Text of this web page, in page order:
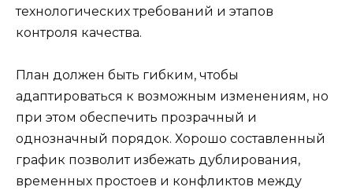
технологических требований и этапов
контроля качества.
План должен быть гибким, чтобы
адаптироваться к возможным изменениям, но
при этом обеспечить прозрачный и
однозначный порядок. Хорошо составленный
график позволит избежать дублирования,
временных простоев и конфликтов между